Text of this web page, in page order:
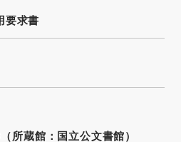
要求書
所蔵館：国立公文書館）